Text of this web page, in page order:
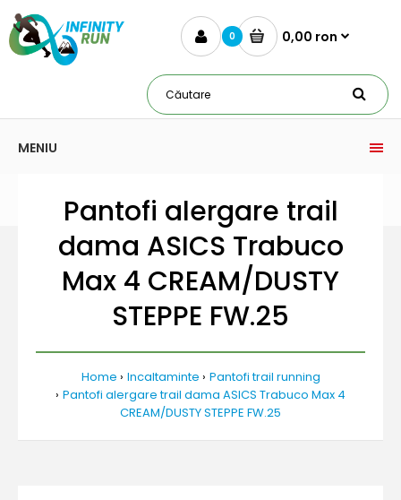
0 0,00 ron
MENIU
Pantofi alergare trail
dama ASICS Trabuco
Max 4 CREAM/DUSTY
STEPPE FW.25
Home Incaltaminte
Pantofi trail running
Pantofi alergare trail dama ASICS Trabuco Max 4
CREAM/DUSTY STEPPE FW.25